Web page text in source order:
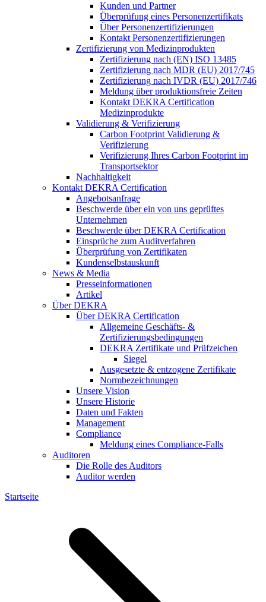
Kunden und Partner
Überprüfung eines Personenzertifikats
Über Personenzertifizierungen
Kontakt Personenzertifizierungen
Zertifizierung von Medizinprodukten
Zertifizierung nach (EN) ISO 13485
Zertifizierung nach MDR (EU) 2017/745
Zertifizierung nach IVDR (EU) 2017/746
Meldung über produktionsfreie Zeiten
Kontakt DEKRA Certification
Medizinprodukte
Validierung & Verifizierung
Carbon Footprint Validierung &
Verifizierung
Verifizierung Ihres Carbon Footprint im
Transportsektor
Nachhaltigkeit
Kontakt DEKRA Certification
Angebotsanfrage
Beschwerde über ein von uns geprüftes
Unternehmen
Beschwerde über DEKRA Certification
Einsprüche zum Auditverfahren
Überprüfung von Zertifikaten
Kundenselbstauskunft
News & Media
Presseinformationen
Artikel
Über DEKRA
Über DEKRA Certification
Allgemeine Geschäfts- &
Zertifizierungsbedingungen
DEKRA Zertifikate und Prüfzeichen
Siegel
Ausgesetzte & entzogene Zertifikate
Normbezeichnungen
Unsere Vision
Unsere Historie
Daten und Fakten
Management
Compliance
Meldung eines Compliance-Falls
Auditoren
Die Rolle des Auditors
Auditor werden
Startseite